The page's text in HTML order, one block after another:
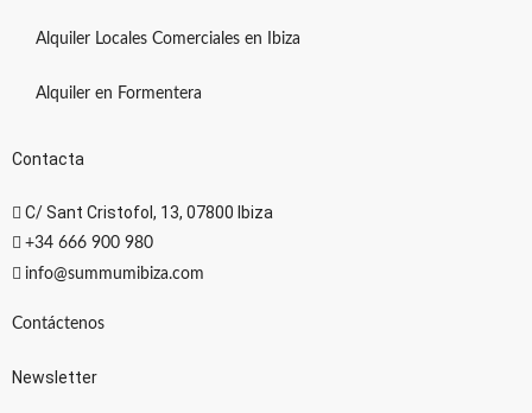
Alquiler Locales Comerciales en Ibiza
Alquiler en Formentera
Contacta
C/ Sant Cristofol, 13, 07800 Ibiza
+34 666 900 980
info@summumibiza.com
Contáctenos
Newsletter